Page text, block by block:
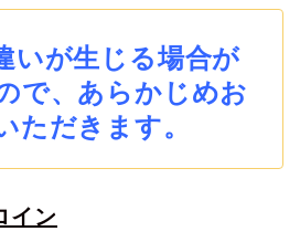
いが生じる場合が
で、あらかじめお
ただきます。
イン